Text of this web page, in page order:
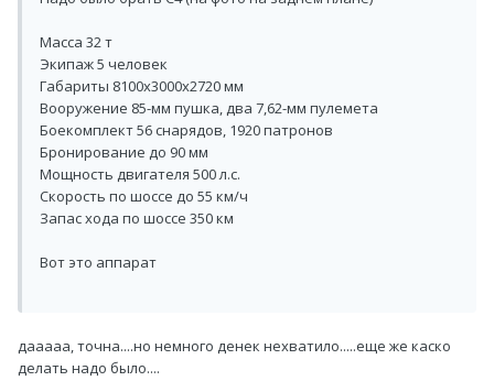
Масса 32 т
Экипаж 5 человек
Габариты 8100х3000х2720 мм
Вооружение 85-мм пушка, два 7,62-мм пулемета
Боекомплект 56 снарядов, 1920 патронов
Бронирование до 90 мм
Мощность двигателя 500 л.с.
Скорость по шоссе до 55 км/ч
Запас хода по шоссе 350 км
Вот это аппарат
дааааа, точна....но немного денек нехватило.....еще же каско
делать надо было....